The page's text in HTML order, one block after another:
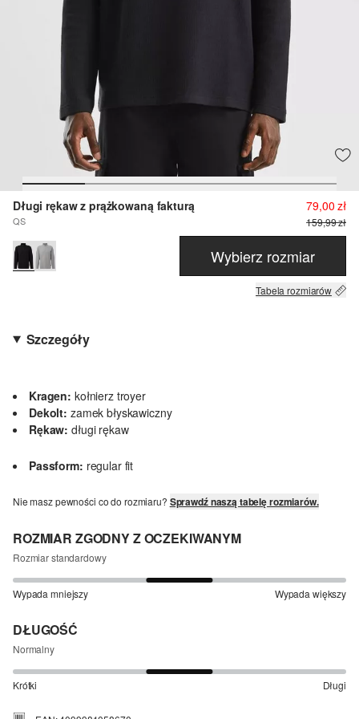
Długi rękaw z prążkowaną fakturą
QS
79,00 zł
159,99 zł
Wybierz rozmiar
Tabela rozmiarów
Szczegóły
Kragen: kołnierz troyer
Dekolt: zamek błyskawiczny
Rękaw: długi rękaw
Passform: regular fit
Nie masz pewności co do rozmiaru? Sprawdź naszą tabelę rozmiarów.
ROZMIAR ZGODNY Z OCZEKIWANYM
Rozmiar standardowy
Wypada mniejszy Wypada większy
DŁUGOŚĆ
Normalny
Krótki Długi